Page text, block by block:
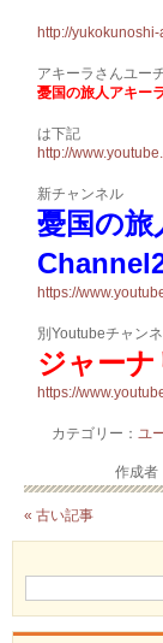
http://
アキーラさんユー
憂国の旅人アキー
は下記
http://
新チャンネル
憂国の旅
https://
別Youtubeチャン
ジャー
https://
カテゴリー： ユ
作成者
« 古い記事